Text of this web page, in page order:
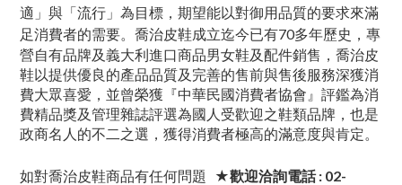
適」與「流行」為目標，期望能以對御用品質的要求來滿
足消費者的需要。喬治皮鞋成立迄今已有70多年歷史，專
營自有品牌及義大利進口商品男女鞋及配件銷售，喬治皮
鞋以提供優良的產品品質及完善的售前與售後服務深獲消
費大眾喜愛，並曾榮獲『中華民國消費者協會』評鑑為消
費精品獎及管理雜誌評選為國人受歡迎之鞋類品牌，也是
政商名人的不二之選，獲得消費者極高的滿意度與肯定。
如對喬治皮鞋商品有任何問題
★歡迎洽詢電話 : 02-